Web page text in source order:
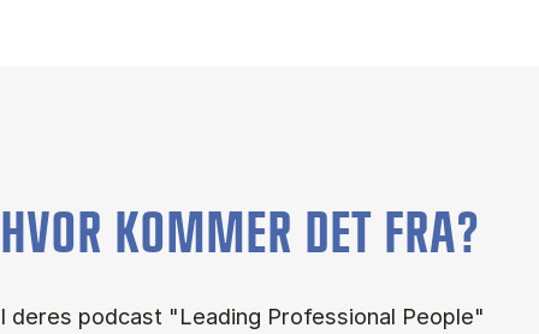
HVOR KOMMER DET FRA?
I deres podcast "Leading Professional People"